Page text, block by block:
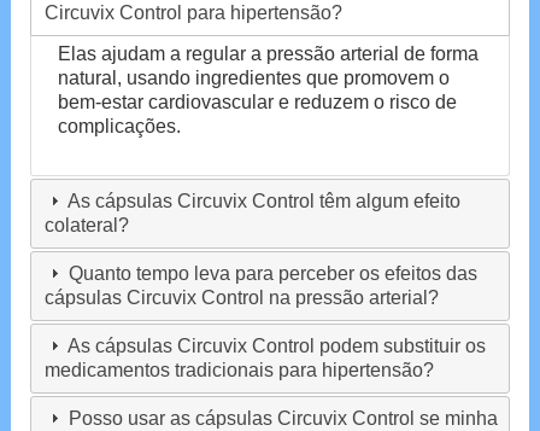
Circuvix Control para hipertensão?
Elas ajudam a regular a pressão arterial de forma
natural, usando ingredientes que promovem o
bem-estar cardiovascular e reduzem o risco de
complicações.
As cápsulas Circuvix Control têm algum efeito
colateral?
Quanto tempo leva para perceber os efeitos das
cápsulas Circuvix Control na pressão arterial?
As cápsulas Circuvix Control podem substituir os
medicamentos tradicionais para hipertensão?
Posso usar as cápsulas Circuvix Control se minha